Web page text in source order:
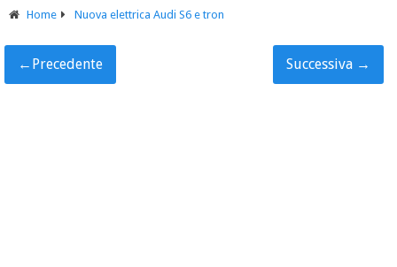
Home Nuova elettrica Audi S6 e tron
← Precedente Successiva →